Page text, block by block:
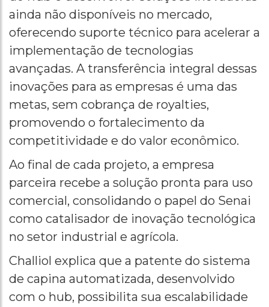
ainda não disponíveis no mercado,
oferecendo suporte técnico para acelerar a
implementação de tecnologias
avançadas. A transferência integral dessas
inovações para as empresas é uma das
metas, sem cobrança de royalties,
promovendo o fortalecimento da
competitividade e do valor econômico.
Ao final de cada projeto, a empresa
parceira recebe a solução pronta para uso
comercial, consolidando o papel do Senai
como catalisador de inovação tecnológica
no setor industrial e agrícola.
Challiol explica que a patente do sistema
de capina automatizada, desenvolvido
com o hub, possibilita sua escalabilidade